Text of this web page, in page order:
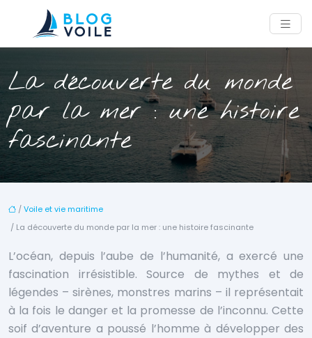
La découverte du monde
par la mer : une histoire
fascinante
/Voile et vie maritime
/ La découverte du monde par la mer : une histoire fascinante
L’océan, depuis l’aube de l’humanité, a exercé une
fascination irrésistible. Source de mythes et de
légendes – sirènes, monstres marins – il représentait
à la fois le danger et la promesse de l’inconnu. Cette
soif d’aventure a poussé l’homme à développer des